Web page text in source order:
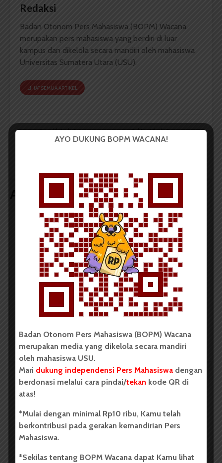
Redaksi
Badan Otonom Pers Mahasiswa (BOPM) Wacana
merupakan pers mahasiswa yang berdiri di luar
kampus dan dikelola secara mandiri oleh mahasiswa
Universitas Sumatera Utara (USU).
LIHAT SEMUA ARTIKEL
Terpilih Jadi Ketua
Umum IMSI, Wahyu
Rektor Ubah Tugas
Pokok dan Fungsi Wakil
Artikel terkait lain
BERITA KAMPUS
BPDP Sosialisasikan Lomba Riset
Mahasiswa 2026, Dorong Inovasi
Penelitian dalam Sektor
Perkebunan
BERITA KAMPUS
Dua Mahasiswa Sastra Indonesia
USU Raih Juara di Festival Literasi
Sumatra Utara 2026
Dark Mode | Moda Gelap
AYO DUKUNG BOPM WACANA!
Badan Otonom Pers Mahasiswa (BOPM) Wacana
merupakan media yang dikelola secara mandiri
oleh mahasiswa USU.
Mari dukung independensi Pers Mahasiswa dengan
berdonasi melalui cara pindai/tekan kode QR di
atas!
*Mulai dengan minimal Rp10 ribu, Kamu telah
berkontribusi pada gerakan kemandirian Pers
Mahasiswa.
*Sekilas tentang BOPM Wacana dapat Kamu lihat